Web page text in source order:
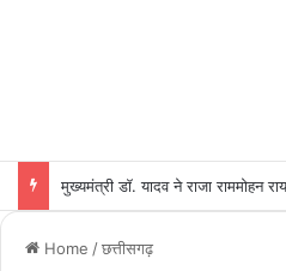
मुख्यमंत्री डॉ. यादव ने राजा राममोहन
Home /छत्तीसगढ़